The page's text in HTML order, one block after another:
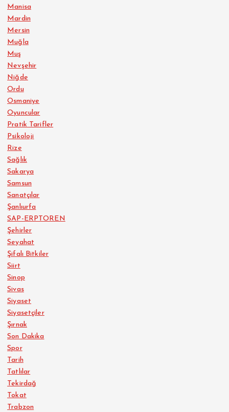
Manisa
Mardin
Mersin
Muğla
Muş
Nevşehir
Niğde
Ordu
Osmaniye
Oyuncular
Pratik Tarifler
Psikoloji
Rize
Sağlık
Sakarya
Samsun
Sanatçılar
Şanlıurfa
SAP-ERPTOREN
Şehirler
Seyahat
Şifalı Bitkiler
Siirt
Sinop
Sivas
Siyaset
Siyasetçiler
Şırnak
Son Dakika
Spor
Tarih
Tatlılar
Tekirdağ
Tokat
Trabzon